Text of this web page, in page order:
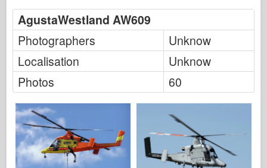
E.T. Malli
Hienot muotit
Valorin voimat
Friulmodel
Hasegawa
Heller
HobbyBoss-ylle
IBG-mallit
AgustaWestland AW609
Photographers
Unknow
Localisation
Unknow
Photos
60